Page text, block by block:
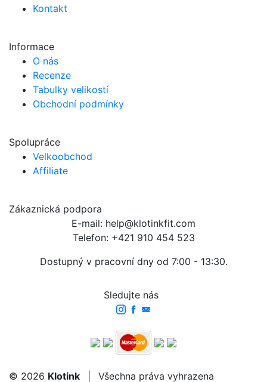
Kontakt
Informace
O nás
Recenze
Tabulky velikostí
Obchodní podmínky
Spolupráce
Velkoobchod
Affiliate
Zákaznická podpora
E-mail: help@klotinkfit.com
Telefon: +421 910 454 523
Dostupný v pracovní dny od 7:00 - 13:30.
Sledujte nás
© 2026 Klotink Všechna práva vyhrazena